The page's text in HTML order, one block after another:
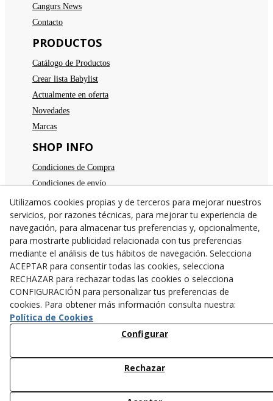
Cangurs News
Contacto
PRODUCTOS
Catálogo de Productos
Crear lista Babylist
Actualmente en oferta
Novedades
Marcas
SHOP INFO
Condiciones de Compra
Condiciones de envío
Devoluciones
Aviso legal
Política de privacidad
Política de cookies
TE ESPERAMOS
C/Santa Anna nº 7
25300 Tárrega ( Lleida) España
973 31 04 47
638782846
info@cangurstarrega.com
Utilizamos cookies propias y de terceros para mejorar nuestros
servicios, por razones técnicas, para mejorar tu experiencia de
navegación, para almacenar tus preferencias y, opcionalmente,
para mostrarte publicidad relacionada con tus preferencias
mediante el análisis de tus hábitos de navegación. Selecciona
ACEPTAR para consentir todas las cookies, selecciona
RECHAZAR para rechazar todas las cookies o selecciona
CONFIGURACIÓN para personalizar tus preferencias de
cookies. Para obtener más información consulta nuestra:
Política de Cookies
Configurar
Rechazar